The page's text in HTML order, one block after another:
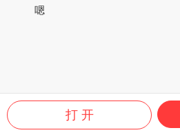
嗯
打 开